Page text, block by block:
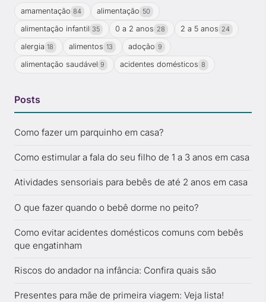
amamentação 84 alimentação 50
alimentação infantil 35 0 a 2 anos 28 2 a 5 anos 24
alergia 18 alimentos 13 adoção 9
alimentação saudável 9 acidentes domésticos 8
Posts
Como fazer um parquinho em casa?
Como estimular a fala do seu filho de 1 a 3 anos em casa
Atividades sensoriais para bebês de até 2 anos em casa
O que fazer quando o bebê dorme no peito?
Como evitar acidentes domésticos comuns com bebês
que engatinham
Riscos do andador na infância: Confira quais são
Presentes para mãe de primeira viagem: Veja lista!